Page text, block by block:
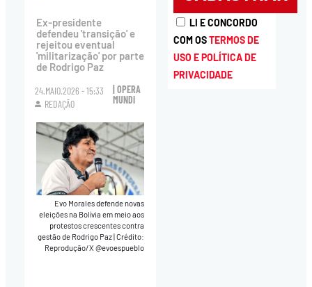
Ex-presidente
defendeu 'transição' e
rejeitou eventual
'militarização' por parte
de Rodrigo Paz
24.MAIO.2026 - 15:33
REDAÇÃO
| OPERA
MUNDI
Evo Morales defende novas
eleições na Bolívia em meio aos
protestos crescentes contra
gestão de Rodrigo Paz|Crédito:
Reprodução/X @evoespueblo
LI E CONCORDO
COM OSTERMOS DE
USO E POLÍTICA DE
PRIVACIDADE